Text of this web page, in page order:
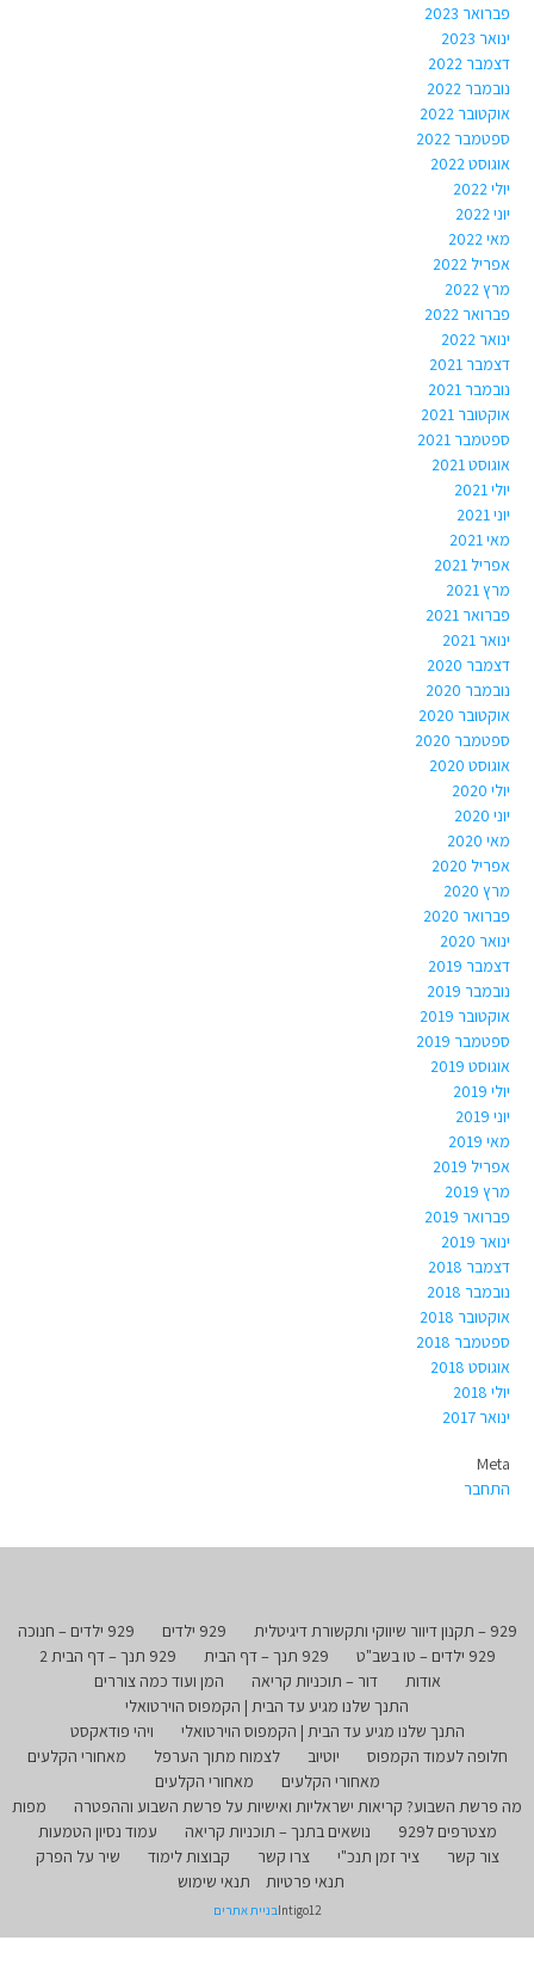
פברואר 2023
ינואר 2023
דצמבר 2022
נובמבר 2022
אוקטובר 2022
ספטמבר 2022
אוגוסט 2022
יולי 2022
יוני 2022
מאי 2022
אפריל 2022
מרץ 2022
פברואר 2022
ינואר 2022
דצמבר 2021
נובמבר 2021
אוקטובר 2021
ספטמבר 2021
אוגוסט 2021
יולי 2021
יוני 2021
מאי 2021
אפריל 2021
מרץ 2021
פברואר 2021
ינואר 2021
דצמבר 2020
נובמבר 2020
אוקטובר 2020
ספטמבר 2020
אוגוסט 2020
יולי 2020
יוני 2020
מאי 2020
אפריל 2020
מרץ 2020
פברואר 2020
ינואר 2020
דצמבר 2019
נובמבר 2019
אוקטובר 2019
ספטמבר 2019
אוגוסט 2019
יולי 2019
יוני 2019
מאי 2019
אפריל 2019
מרץ 2019
פברואר 2019
ינואר 2019
דצמבר 2018
נובמבר 2018
אוקטובר 2018
ספטמבר 2018
אוגוסט 2018
יולי 2018
ינואר 2017
Meta
התחבר
929 – תקנון דיוור שיווקי ותקשורת דיגיטלית 929 ילדים
929 ילדים – חנוכה
929 ילדים – טו בשב"ט
929 תנך – דף הבית
929 תנך – דף הבית 2
אודות
דור – תוכניות קריאה
המן ועוד כמה צוררים
התנך שלנו מגיע עד הבית | הקמפוס הוירטואלי
התנך שלנו מגיע עד הבית | הקמפוס הוירטואלי
ויהי פודאקסט
חלופה לעמוד הקמפוס
יוטיוב לצמוח מתוך הערפל
מאחורי הקלעים
מאחורי הקלעים
מאחורי הקלעים
מה פרשת השבוע? קריאות ישראליות ואישיות על פרשת השבוע וההפטרה
מפות
מצטרפים ל929
נושאים בתנך – תוכניות קריאה
עמוד נסיון הטמעות
צור קשר
ציר זמן תנכ"י צרו קשר קבוצות לימוד
שיר על הפרק
תנאי פרטיות
תנאי שימוש
Intigo12בניית אתרים